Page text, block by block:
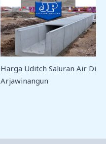
Harga Uditch Saluran Air Di
Arjawinangun